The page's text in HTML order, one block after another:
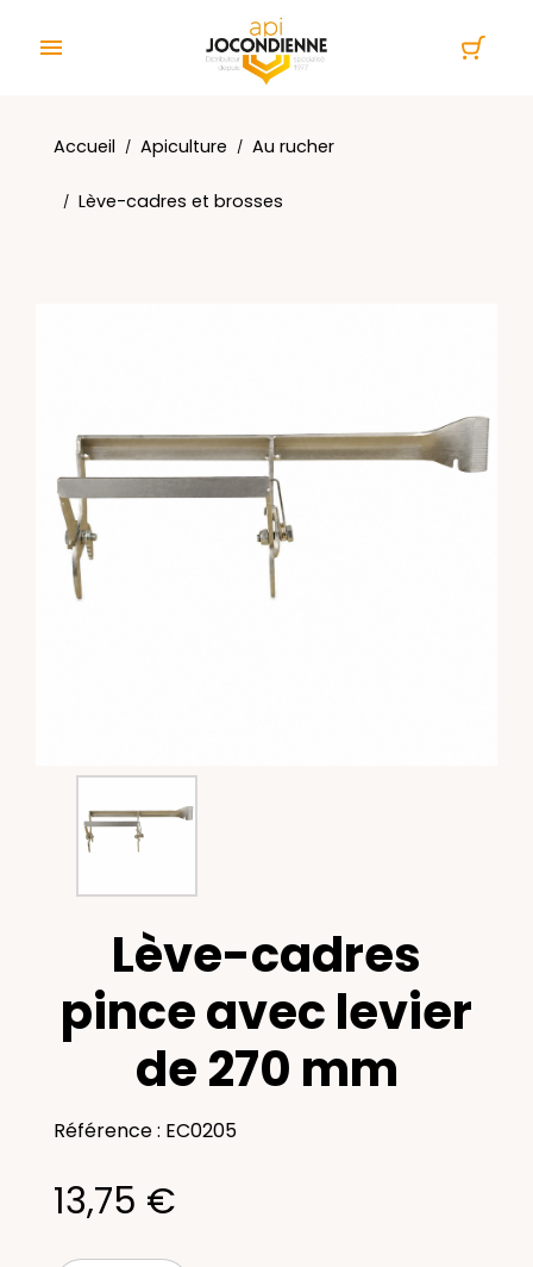

Accueil Apiculture Au rucher
Lève-cadres et brosses
Lève-cadres
pince avec levier
de 270 mm
Référence : EC0205
13,75 €
Panneau de gestion des cookies